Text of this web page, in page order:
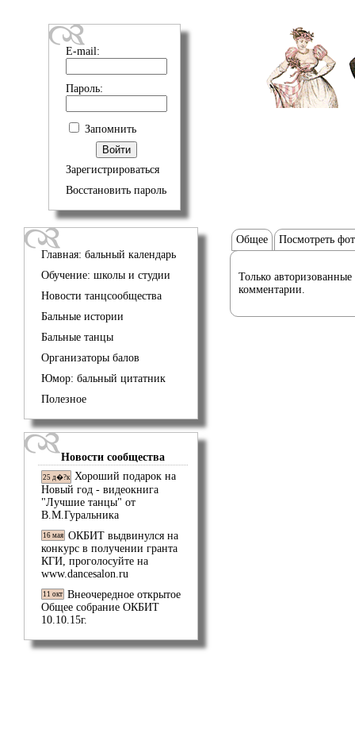
E-mail:
Пароль:
Запомнить
Зарегистрироваться
Восстановить пароль
Главная: бальный календарь
Обучение: школы и студии
Новости танцсообщества
Бальные истории
Бальные танцы
Организаторы балов
Юмор: бальный цитатник
Полезное
Новости сообщества
25 д�?к Хороший подарок на
Новый год - видеокнига
"Лучшие танцы" от
В.М.Гуральника
16 мая ОКБИТ выдвинулся на
конкурс в получении гранта
КГИ, проголосуйте на
www.dancesalon.ru
11 окт Внеочередное открытое
Общее собрание ОКБИТ
10.10.15г.
Общее Посмотреть
Только авторизованные
комментарии.